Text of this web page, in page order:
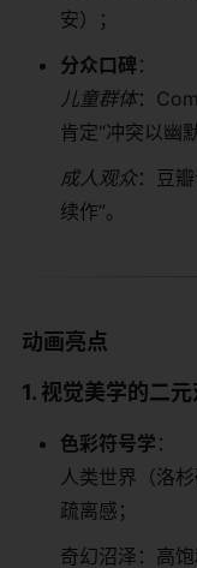
安）；
​分众口碑​ ​：
儿童群体：
肯定“冲突以幽
成人观众：豆
续作”。
​动画亮点​
​1. 视觉美学的二
​色彩符号学​ ​：
人类世界（洛
疏离感；
奇幻沼泽：高